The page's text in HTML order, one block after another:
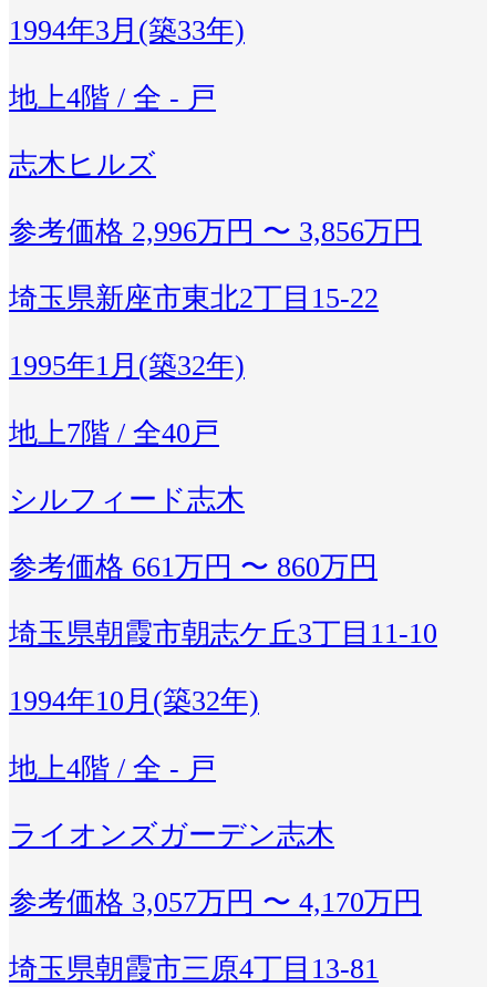
1994年3月(築33年)
地上4階 / 全 - 戸
志木ヒルズ
参考価格 2,996万円 〜 3,856万円
埼玉県新座市東北2丁目15-22
1995年1月(築32年)
地上7階 / 全40戸
シルフィード志木
参考価格 661万円 〜 860万円
埼玉県朝霞市朝志ケ丘3丁目11-10
1994年10月(築32年)
地上4階 / 全 - 戸
ライオンズガーデン志木
参考価格 3,057万円 〜 4,170万円
埼玉県朝霞市三原4丁目13-81